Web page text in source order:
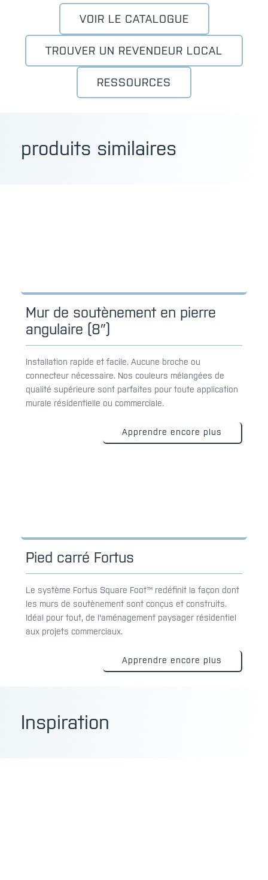
VOIR LE CATALOGUE
TROUVER UN REVENDEUR LOCAL
RESSOURCES
produits similaires
Mur de soutènement en pierre
angulaire (8″)
Installation rapide et facile. Aucune broche ou
connecteur nécessaire. Nos couleurs mélangées de
qualité supérieure sont parfaites pour toute application
murale résidentielle ou commerciale.
Apprendre encore plus
Pied carré Fortus
Le système Fortus Square Foot™ redéfinit la façon dont
les murs de soutènement sont conçus et construits.
Idéal pour tout, de l'aménagement paysager résidentiel
aux projets commerciaux.
Apprendre encore plus
Inspiration